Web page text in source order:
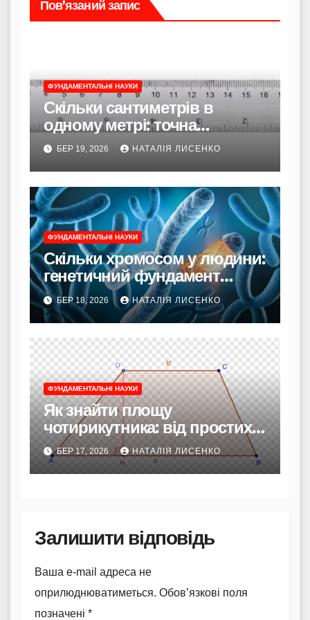
Пов’язаний запис
ФУНДАМЕНТАЛЬНІ НАУКИ
Скільки сантиметрів в
одному метрі: точна
формула та приховані
нюанси
БЕР 19, 2026 НАТАЛІЯ ЛИСЕНКО
ФУНДАМЕНТАЛЬНІ НАУКИ
Скільки хромосом у людини:
генетичний фундамент
нашого існування
БЕР 18, 2026 НАТАЛІЯ ЛИСЕНКО
ФУНДАМЕНТАЛЬНІ НАУКИ
Як знайти площу
чотирикутника: від простих
фігур до складних
розрахунків
БЕР 17, 2026 НАТАЛІЯ ЛИСЕНКО
Залишити відповідь
Ваша e-mail адреса не
оприлюднюватиметься. Обов’язкові поля
позначені *